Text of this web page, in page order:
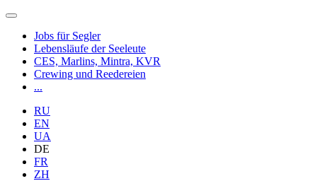
Jobs für Segler
Lebensläufe der Seeleute
CES, Marlins, Mintra, KVR
Crewing und Reedereien
...
RU
EN
UA
DE
FR
ZH